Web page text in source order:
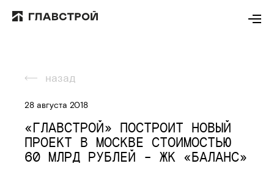
назад
28 августа 2018
«ГЛАВСТРОЙ» ПОСТРОИТ НОВЫЙ
ПРОЕКТ В МОСКВЕ СТОИМОСТЬЮ
60 МЛРД РУБЛЕЙ - ЖК «БАЛАНС»